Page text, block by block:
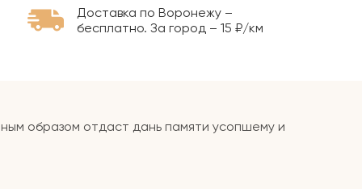
Доставка по Воронежу –
бесплатно. За город – 15 ₽/км
образом отдаст дань памяти усопшему и